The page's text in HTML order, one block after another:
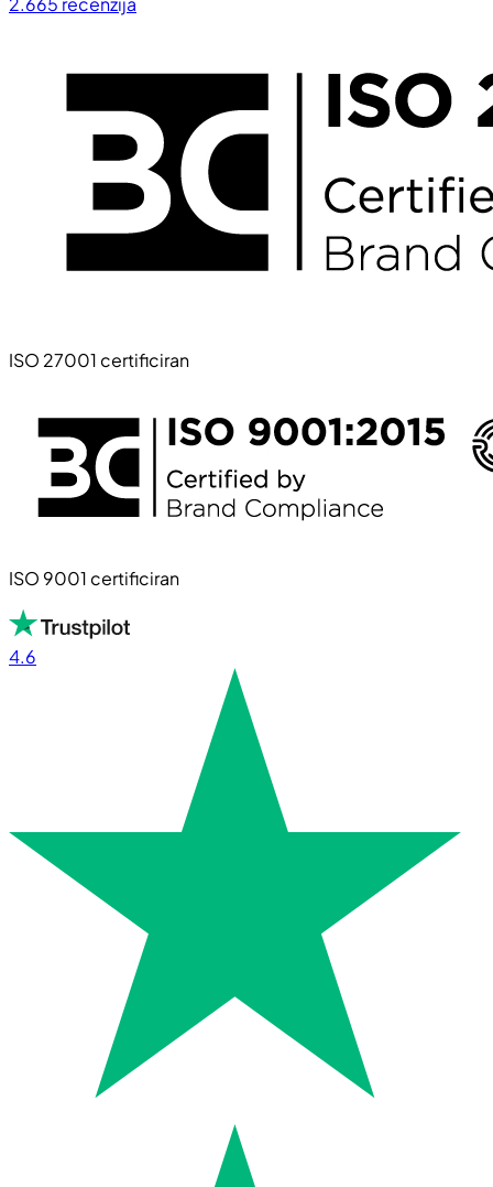
ISO 27001 certificiran
ISO 9001 certificiran
4.6